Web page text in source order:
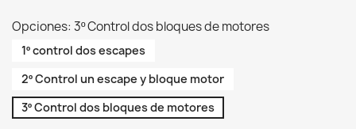
Opciones: 3º Control dos bloques de motores
1º control dos escapes
2º Control un escape y bloque motor
3º Control dos bloques de motores